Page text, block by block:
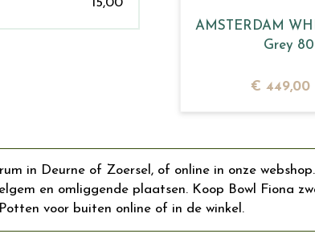
15,00
AMSTERDAM
Grey 80
€ 449,00
in Deurne of Zoersel, of online in onze
en omliggende plaatsen. Koop Bowl Fiona
voor buiten online of in de winkel.